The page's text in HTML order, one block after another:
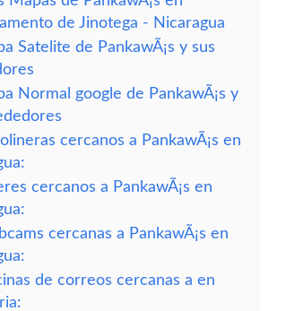
de Jinotega - Nicaragua
Satelite de PankawÃ¡s y sus
Normal google de PankawÃ¡s y
cercanos a PankawÃ¡s en
cercanos a PankawÃ¡s en
cercanas a PankawÃ¡s en
de correos cercanas a en